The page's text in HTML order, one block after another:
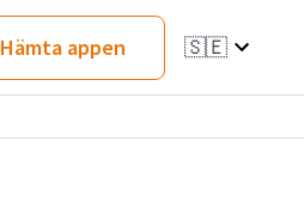
Hämta appen 🇸🇪